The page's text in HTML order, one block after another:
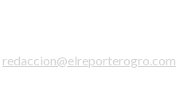
redaccion@elreporterogro.com